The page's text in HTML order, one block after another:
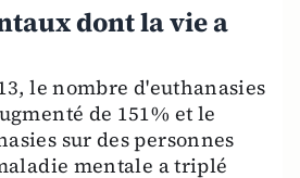
dont la vie a
le nombre d'euthanasies
de 151% et le
sur des personnes
mentale a triplé